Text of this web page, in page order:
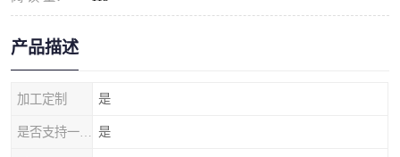
产品描述
加工定制 是
是